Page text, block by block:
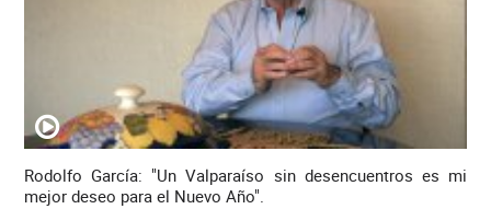
Rodolfo García: "Un Valparaíso sin desencuentros es mi
mejor deseo para el Nuevo Año".